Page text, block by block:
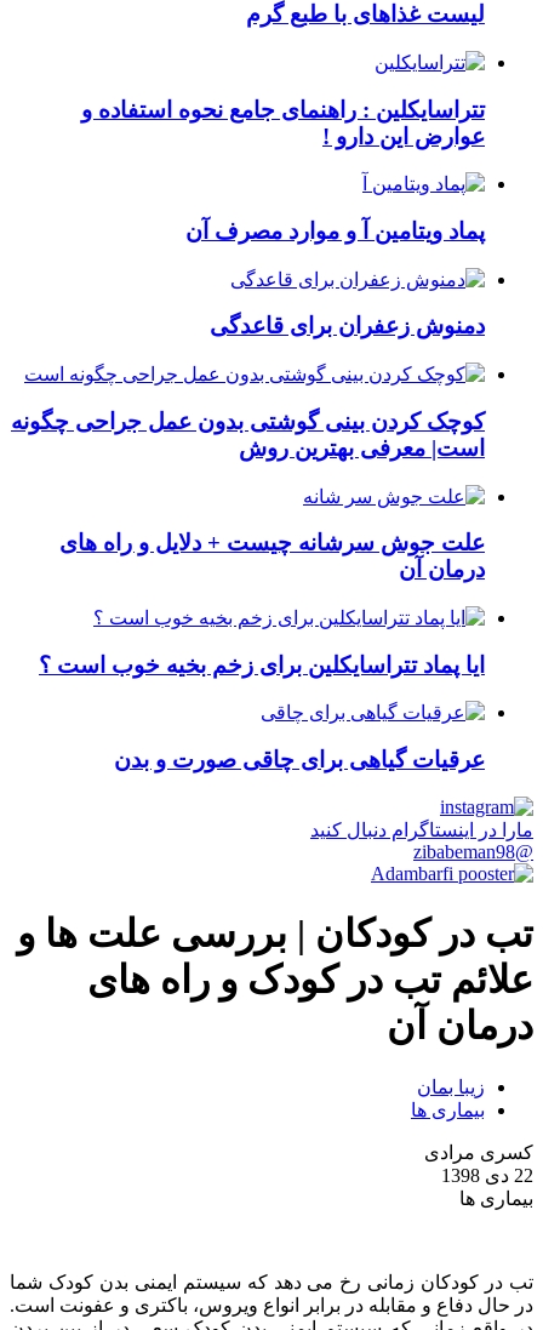
لیست غذاهای با طبع گرم
تتراسایکلین : راهنمای جامع نحوه استفاده و
عوارض این دارو !
پماد ویتامین آ و موارد مصرف آن
دمنوش زعفران برای قاعدگی
کوچک کردن بینی گوشتی بدون عمل جراحی چگونه
است| معرفی بهترین روش
علت جوش سرشانه چیست + دلایل و راه های
درمان آن
ایا پماد تتراسایکلین برای زخم بخیه خوب است ؟
عرقیات گیاهی برای چاقی صورت و بدن
مارا در اینستاگرام دنبال کنید
@zibabeman98
تب در کودکان | بررسی علت ها و
علائم تب در کودک و راه های
درمان آن
زیبا بمان
بیماری ها
کسری مرادی
22 دی 1398
بیماری ها
تب در کودکان زمانی رخ می دهد که سیستم ایمنی بدن کودک شما
در حال دفاع و مقابله در برابر انواع ویروس، باکتری و عفونت است.